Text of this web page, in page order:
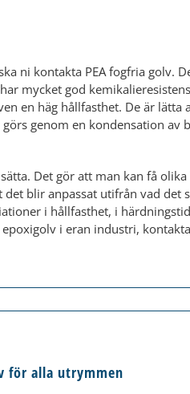
ni kontakta PEA fogfria golv.
mycket god
en häg hållfasthet. De är lätta
genom en kondensation av
Det gör att man kan få
blir anpassat utifrån vad det
i hållfasthet, i
i eran industri,
för alla utrymmen